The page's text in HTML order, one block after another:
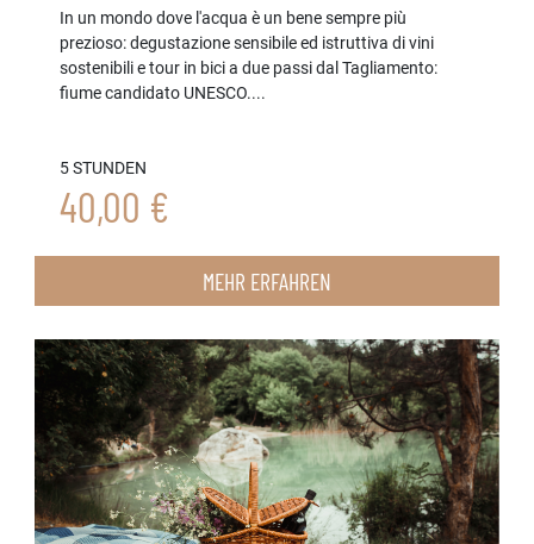
In un mondo dove l'acqua è un bene sempre più
prezioso: degustazione sensibile ed istruttiva di vini
sostenibili e tour in bici a due passi dal Tagliamento:
fiume candidato UNESCO....
5 STUNDEN
40,00 €
MEHR ERFAHREN